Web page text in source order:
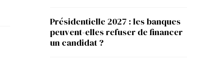
Présidentielle 2027 : les banques
peuvent-elles refuser de financer
un candidat ?